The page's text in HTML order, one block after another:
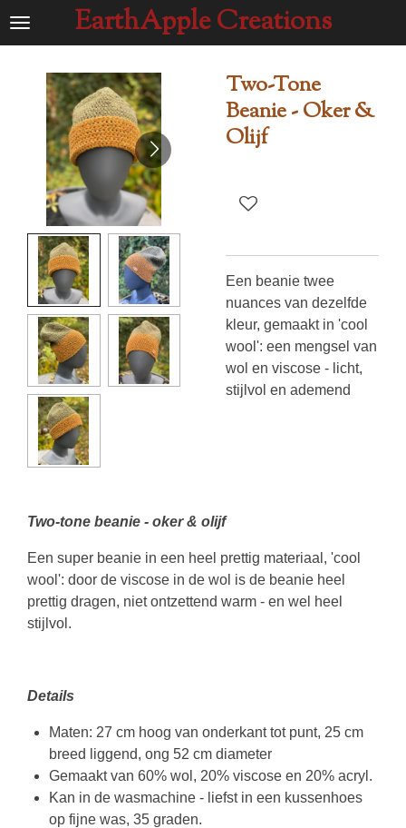
Ga
hoofdinhoud
EarthApple Creations
Two-Tone
Beanie - Oker &
Olijf
Een beanie twee
nuances van dezelfde
kleur, gemaakt in 'cool
wool': een mengsel van
wol en viscose - licht,
stijlvol en ademend
Two-tone beanie - oker & olijf
Een super beanie in een heel prettig materiaal, 'cool
wool': door de viscose in de wol is de beanie heel
prettig dragen, niet ontzettend warm - en wel heel
stijlvol.
Details
Maten: 27 cm hoog van onderkant tot punt, 25 cm
breed liggend, ong 52 cm diameter
Gemaakt van 60% wol, 20% viscose en 20% acryl.
Kan in de wasmachine - liefst in een kussenhoes
op fijne was, 35 graden.